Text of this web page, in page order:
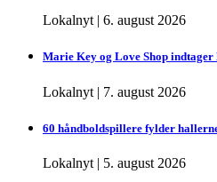
Lokalnyt | 6. august 2026
Marie Key og Love Shop
Lokalnyt | 7. august 2026
60 håndboldspillere fylder
Lokalnyt | 5. august 2026